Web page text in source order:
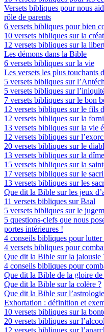
Versets bibliques pour nous
rôle de parents
6 versets bibliques pour bien
10 versets bibliques sur la
12 versets bibliques sur la
Les démons dans la Bible
6 versets bibliques sur la vie
Les versets les plus touchants
5 versets bibliques sur
5 versets bibliques sur
7 versets bibliques sur le bon
12 versets bibliques sur le fils
12 versets bibliques sur la
13 versets bibliques sur la vie
12 versets bibliques sur
20 versets bibliques sur le
13 versets bibliques sur la dîme
15 versets bibliques sur la
17 versets bibliques sur le
13 versets bibliques sur les
Que dit la Bible sur les jeux
11 versets bibliques sur Baal
5 versets bibliques sur le
5 questions-clefs que nous
portes intérieures !
4 conseils bibliques pour lutter
4 versets bibliques pour
Que dit la Bible sur la jalousie
4 conseils bibliques pour
Que dit la Bible de la gloire
Que dit la Bible sur la colère ?
Que dit la Bible sur
Exhortation : définition et
10 versets bibliques sur la
20 versets bibliques sur l’alcool
12 versets bibliques sur